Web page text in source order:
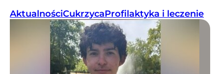
AktualnościCukrzycaProfilaktyka i leczenie